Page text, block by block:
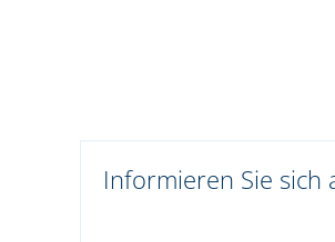
Informieren Sie sich